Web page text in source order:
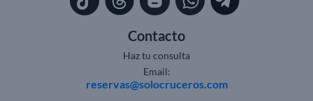
Contacto
Haz tu consulta
Email:
reservas@solocruceros.com